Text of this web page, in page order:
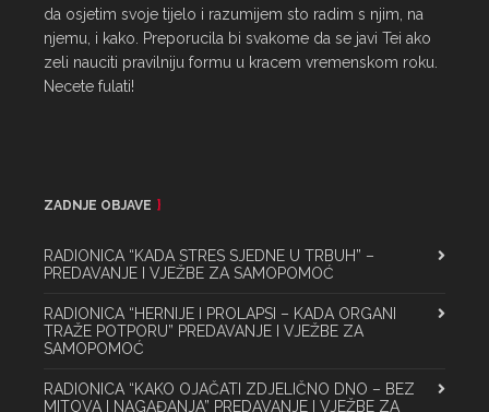
da osjetim svoje tijelo i razumijem sto radim s njim, na
njemu, i kako. Preporucila bi svakome da se javi Tei ako
zeli nauciti pravilniju formu u kracem vremenskom roku.
Necete fulati!
ZADNJE OBJAVE
RADIONICA “KADA STRES SJEDNE U TRBUH” –
PREDAVANJE I VJEŽBE ZA SAMOPOMOĆ
RADIONICA “HERNIJE I PROLAPSI – KADA ORGANI
TRAŽE POTPORU” PREDAVANJE I VJEŽBE ZA
SAMOPOMOĆ
RADIONICA “KAKO OJAČATI ZDJELIČNO DNO – BEZ
MITOVA I NAGAĐANJA” PREDAVANJE I VJEŽBE ZA